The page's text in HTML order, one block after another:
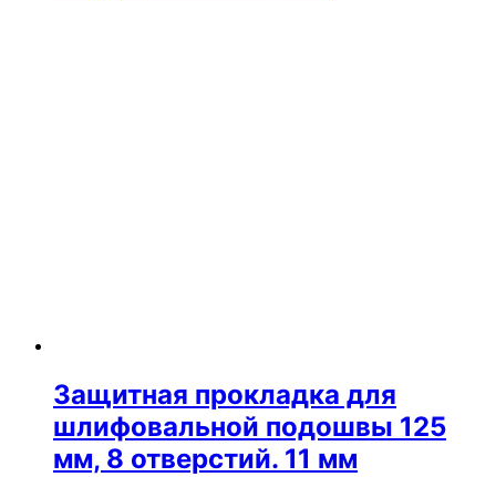
Защитная прокладка для
шлифовальной подошвы 125
мм, 8 отверстий. 11 мм